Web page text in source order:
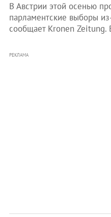
В Австрии этой осенью
парламентские выборы
сообщает Kronen Zeitung.
РЕКЛАМА